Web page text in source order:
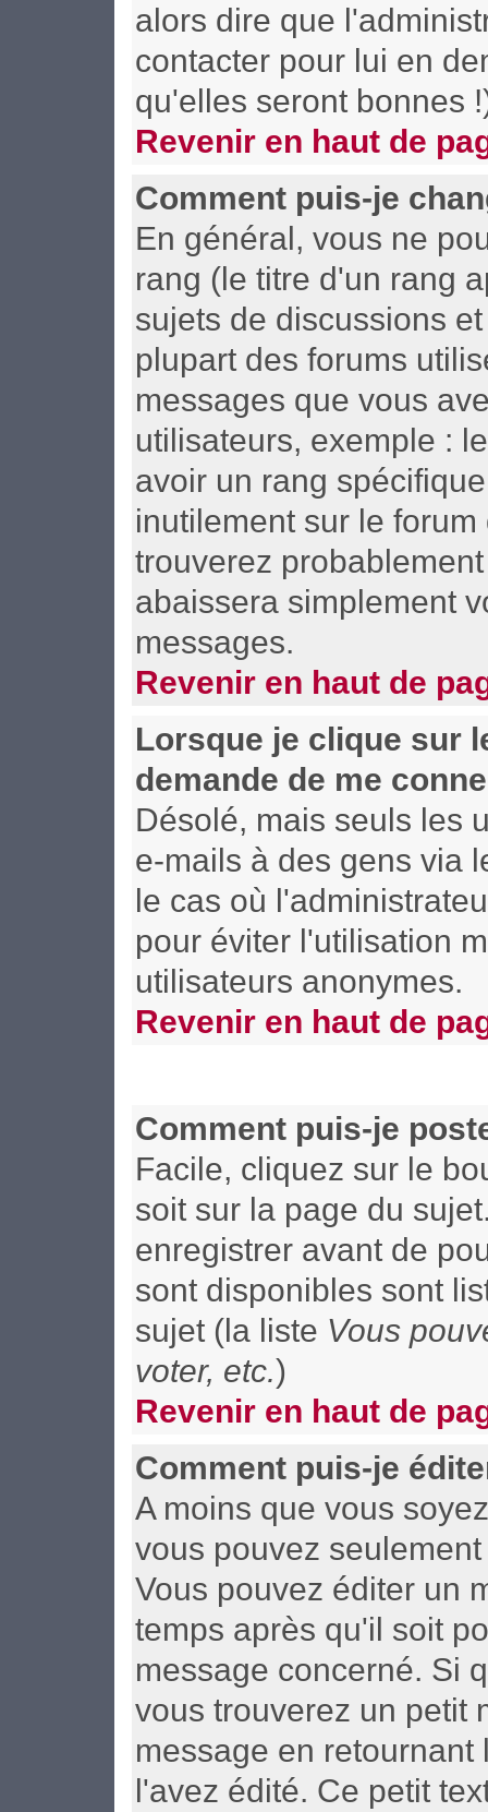
alors dire que
contacter pour lui en
qu'elles seront bonnes
Revenir en haut de
Comment puis-je
En général, vous ne
rang (le titre d'un rang
sujets de discussions
plupart des forums
messages que vous
utilisateurs, exemple :
avoir un rang
inutilement sur le
trouverez
abaissera simplement
messages.
Revenir en haut de
Lorsque je clique sur
demande de me
Désolé, mais seuls les
e-mails à des gens via
le cas où
pour éviter l'utilisation
utilisateurs anonymes.
Revenir en haut de
Comment puis-je
Facile, cliquez sur le
soit sur la page du
enregistrer avant de
sont disponibles sont
sujet (la liste Vous
voter, etc.)
Revenir en haut de
Comment puis-je
A moins que vous
vous pouvez
Vous pouvez éditer un
temps après qu'il soit
message concerné. Si
vous trouverez un petit
message en
l'avez édité. Ce petit